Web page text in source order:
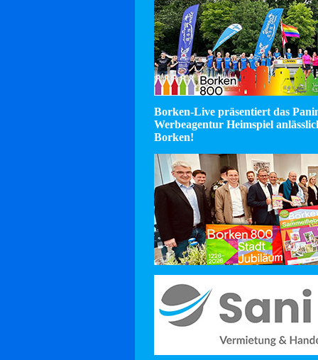
Borken-Live präsentiert das
Werbeagentur Heimspiel
Borken!